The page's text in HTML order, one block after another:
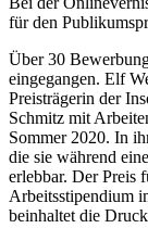
für den
Über 30
eingegangen. Elf
Preisträgerin der
Schmitz mit
Sommer 2020. In
die sie während
erlebbar. Der Preis
Arbeitsstipendium
beinhaltet die